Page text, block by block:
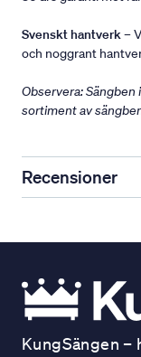
Svenskt hantverk–
och noggrant
Observera:
sortiment av
Recensioner
KungSängen –